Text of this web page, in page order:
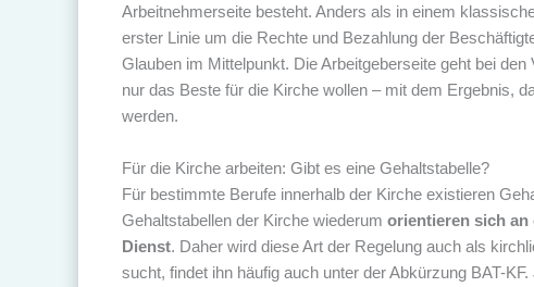
Arbeitnehmerseite besteht. Anders als in einem
erster Linie um die Rechte und Bezahlung der
Glauben im Mittelpunkt. Die Arbeitgeberseite geht bei
nur das Beste für die Kirche wollen – mit dem Ergebnis,
werden.
Für die Kirche arbeiten: Gibt es eine Gehaltstabelle?
Für bestimmte Berufe innerhalb der Kirche existieren
Gehaltstabellen der Kirche wiederum orientieren sich
Dienst. Daher wird diese Art der Regelung auch als
sucht, findet ihn häufig auch unter der Abkürzung BAT-